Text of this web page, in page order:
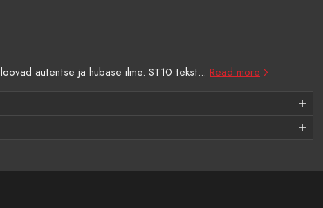
autentse ja hubase ilme. ST10 tekst... Read more